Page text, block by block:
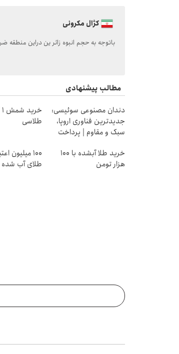
کژال مکرونی
باتوجه به حجم انبوه زائر ین دراین منطقه
مطالب پیشنهادی
دندان مصنوعی سوئیسی:
جدیدترین فناوری اروپا،
سبک و مقاوم | پرداخت
طلاسی
خرید طلا آبشده با 100
هزار تومن
100 میلیون
طلای آب شده